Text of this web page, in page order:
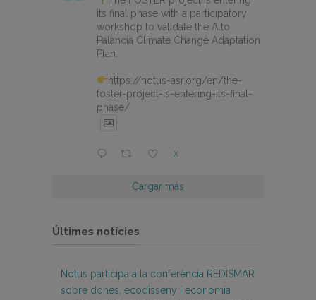
its final phase with a participatory
workshop to validate the Alto
Palancia Climate Change Adaptation
Plan.
https://notus-asr.org/en/the-
foster-project-is-entering-its-final-
phase/
X
Cargar más
Últimes notícies
Notus participa a la conferència REDISMAR
sobre dones, ecodisseny i economia